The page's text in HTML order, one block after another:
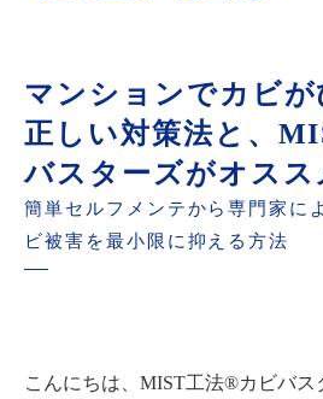
マンションでカビ
正しい対策法と、
バスターズがオスス
簡単セルフメンテから専門家に
ビ被害を最小限に抑える方法
こんにちは、MIST工法®カビバス